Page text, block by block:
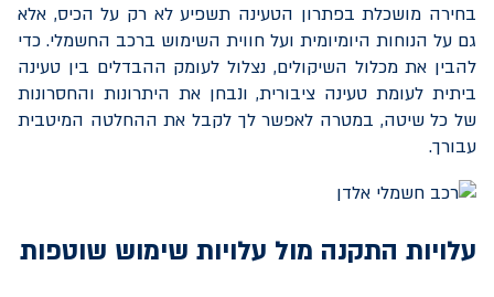
בחירה מושכלת בפתרון הטעינה תשפיע לא רק על הכיס, אלא
גם על הנוחות היומיומית ועל חווית השימוש ברכב החשמלי. כדי
להבין את מכלול השיקולים, נצלול לעומק ההבדלים בין טעינה
ביתית לעומת טעינה ציבורית, ונבחן את היתרונות והחסרונות
של כל שיטה, במטרה לאפשר לך לקבל את ההחלטה המיטבית
עבורך.
עלויות התקנה מול עלויות שימוש שוטפות